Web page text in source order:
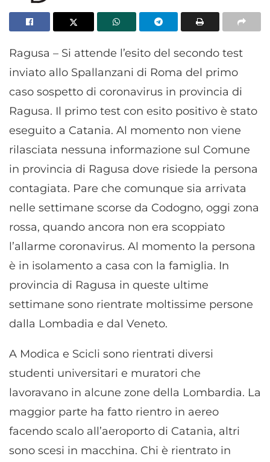
Ragusa – Si attende l’esito del secondo test
inviato allo Spallanzani di Roma del primo
caso sospetto di coronavirus in provincia di
Ragusa. Il primo test con esito positivo è stato
eseguito a Catania. Al momento non viene
rilasciata nessuna informazione sul Comune
in provincia di Ragusa dove risiede la persona
contagiata. Pare che comunque sia arrivata
nelle settimane scorse da Codogno, oggi zona
rossa, quando ancora non era scoppiato
l’allarme coronavirus. Al momento la persona
è in isolamento a casa con la famiglia. In
provincia di Ragusa in queste ultime
settimane sono rientrate moltissime persone
dalla Lombadia e dal Veneto.
A Modica e Scicli sono rientrati diversi
studenti universitari e muratori che
lavoravano in alcune zone della Lombardia. La
maggior parte ha fatto rientro in aereo
facendo scalo all’aeroporto di Catania, altri
sono scesi in macchina. Chi è rientrato in